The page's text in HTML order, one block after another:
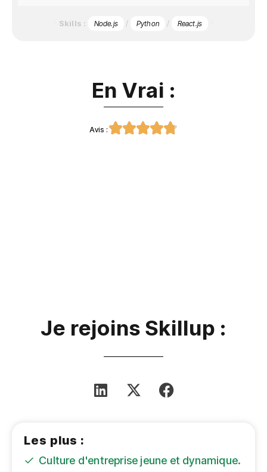
Skills : Node.js / Python / React.js
En Vrai :
Avis : 
Je rejoins Skillup :
Les plus :
Culture d'entreprise jeune et dynamique.